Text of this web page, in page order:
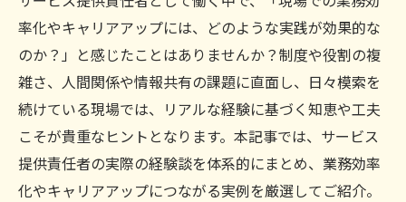
率化やキャリアアップには、どのような実践が効果的な
のか？」と感じたことはありませんか？制度や役割の複
雑さ、人間関係や情報共有の課題に直面し、日々模索を
続けている現場では、リアルな経験に基づく知恵や工夫
こそが貴重なヒントとなります。本記事では、サービス
提供責任者の実際の経験談を体系的にまとめ、業務効率
化やキャリアアップにつながる実例を厳選してご紹介。